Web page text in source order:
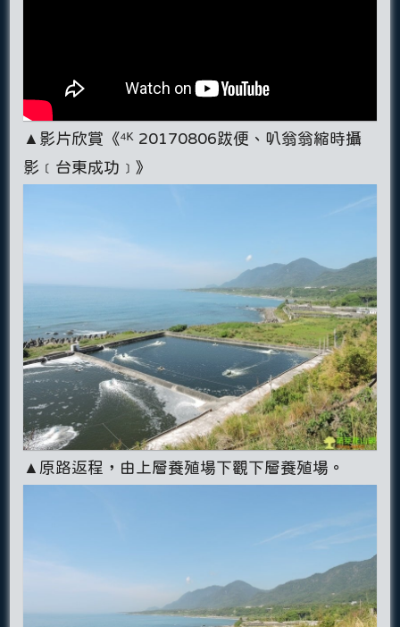
▲影片欣賞《⁴ᴷ 20170806跋便、叭翁翁縮時攝
影﹝台東成功﹞》
▲原路返程，由上層養殖場下觀下層養殖場。